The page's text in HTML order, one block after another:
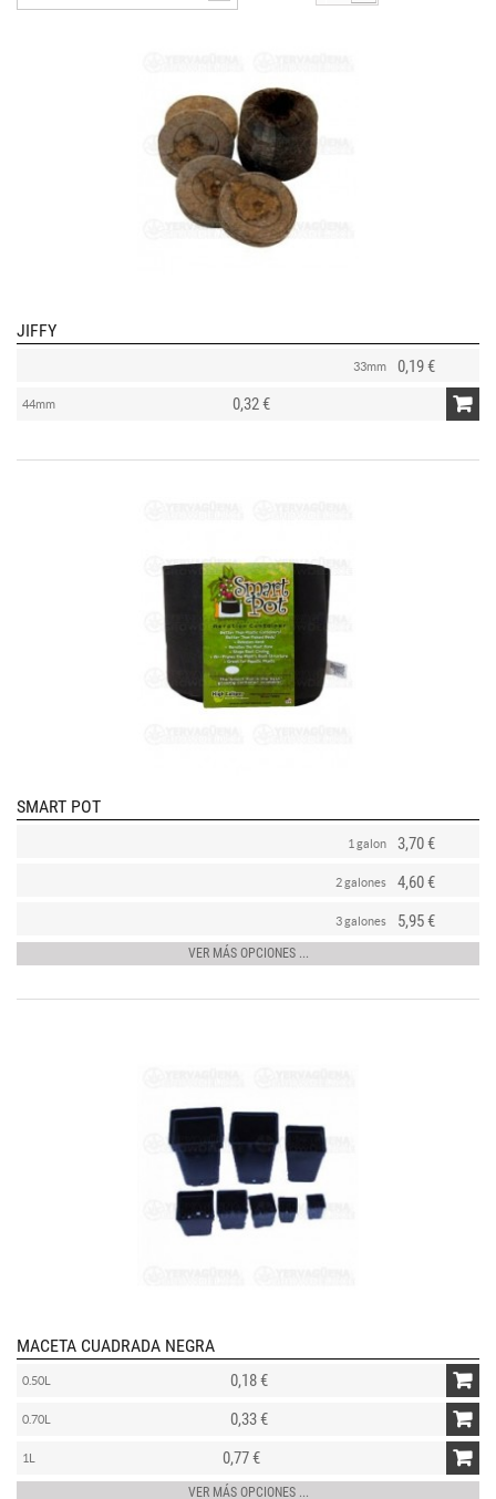
JIFFY
33mm 0,19 €
44mm 0,32 €
SMART POT
1 galon 3,70 €
2 galones 4,60 €
3 galones 5,95 €
VER MÁS OPCIONES ...
MACETA CUADRADA NEGRA
0.50L 0,18 €
0.70L 0,33 €
1L 0,77 €
VER MÁS OPCIONES ...